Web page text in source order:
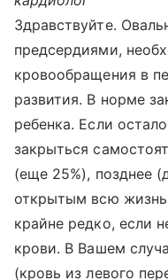
Здравствуйте.
предсердиями,
кровообращения в
развития. В норме
ребенка. Если
закрыться
(еще 25%), позднее
открытым всю
крайне редко, если
крови. В Вашем
(кровь из левого